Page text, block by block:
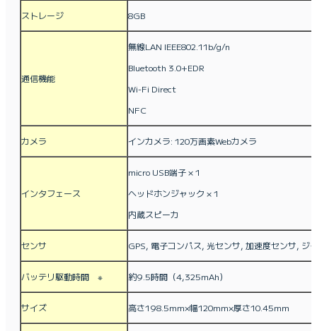
ストレージ 8GB
通信機能
無線LAN IEEE802.11b/g/n
Bluetooth 3.0+EDR
Wi-Fi Direct
NFC
カメラ インカメラ: 120万画素Webカメラ
インタフェース
micro USB端子 × 1
ヘッドホンジャック × 1
内蔵スピーカ
センサ GPS, 電子コンパス, 光センサ, 加速度センサ, ジ
バッテリ駆動時間 ※ 約9.5時間（4,325mAh）
サイズ 高さ198.5mm×幅120mm×厚さ10.45mm